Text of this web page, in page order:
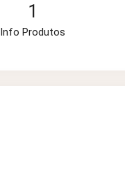
1
Info Produtos